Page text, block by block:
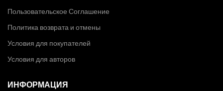
Пользовательское Соглашение
Политика возврата и отмены
Условия для покупателей
Условия для авторов
ИНФОРМАЦИЯ